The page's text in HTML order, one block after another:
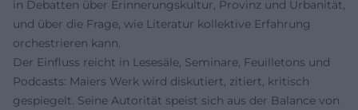
in Debatten über Erinnerungskultur, Provinz und Urbanität,
und über die Frage, wie Literatur kollektive Erfahrung
orchestrieren kann.
Der Einfluss reicht in Lesesäle, Seminare, Feuilletons und
Podcasts: Maiers Werk wird diskutiert, zitiert, kritisch
gespiegelt. Seine Autorität speist sich aus der Balance von